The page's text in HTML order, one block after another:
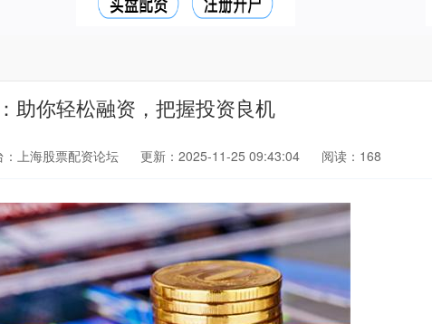
助你轻松融资，把握投资良机
：上海股票配资论坛 更新：2025-11-25 09:43:04 阅读：168